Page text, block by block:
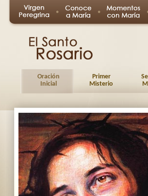
Oración
Inicial
Primer
Misterio